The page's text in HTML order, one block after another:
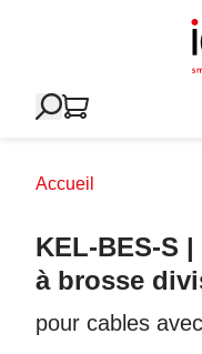
Accueil
KEL-BES-S
à brosse
pour cables